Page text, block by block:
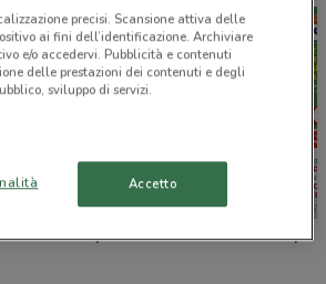
Caddy's Foxy
precisi. Scansione attiva delle
ai fini dell’identificazione. Archiviare
e/o accedervi. Pubblicità e contenuti
delle prestazioni dei contenuti e degli
sviluppo di servizi.
Accetto